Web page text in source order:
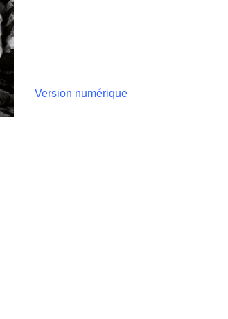
Version numérique